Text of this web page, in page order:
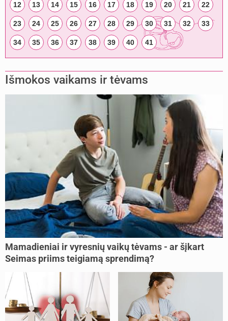
12 13 14 15 16 17 18 19 20 21 22
23 24 25 26 27 28 29 30 31 32 33
34 35 36 37 38 39 40 41
Išmokos vaikams ir tėvams
Mamadieniai ir vyresnių vaikų tėvams - ar šįkart
Seimas priims teigiamą sprendimą?